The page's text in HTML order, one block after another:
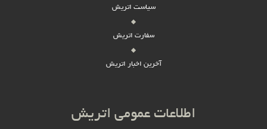
سیاست اتریش
سفارت اتریش
آخرین اخبار اتریش
اطلاعات عمومی اتریش